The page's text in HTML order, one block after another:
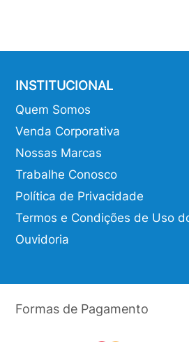
INSTITUCIONAL
Quem Somos
Venda Corporativa
Nossas Marcas
Trabalhe Conosco
Política de Privacidade
Termos e Condições de Uso
Ouvidoria
Formas de Pagamento